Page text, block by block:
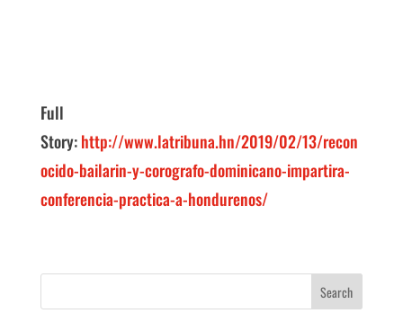
Full
Story:http://www.latribuna.hn/2019/02/13/recon
ocido-bailarin-y-corografo-dominicano-impartira-
conferencia-practica-a-hondurenos/